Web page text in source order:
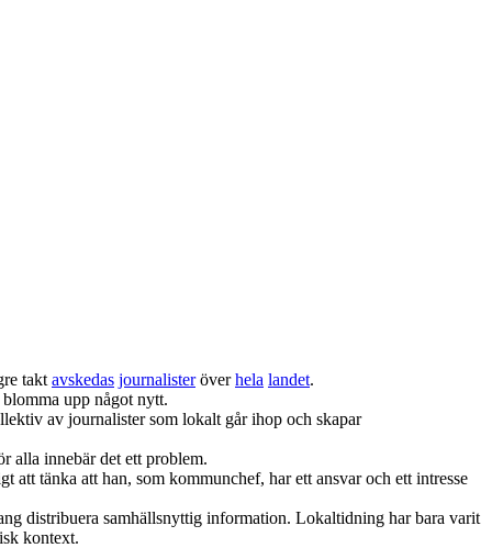
takt avskedas journalisteröverhela landet.
upp något nytt.
av journalister som lokalt går ihop och skapar
alla innebär det ett problem.
att tänka att han, som kommunchef, har ett ansvar och ett intresse
distribuera samhällsnyttig information. Lokaltidning har bara varit
kontext.